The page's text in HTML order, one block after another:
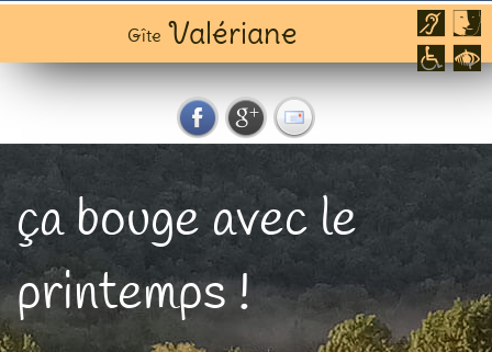
Gîte Valériane
ça bouge avec le
printemps !